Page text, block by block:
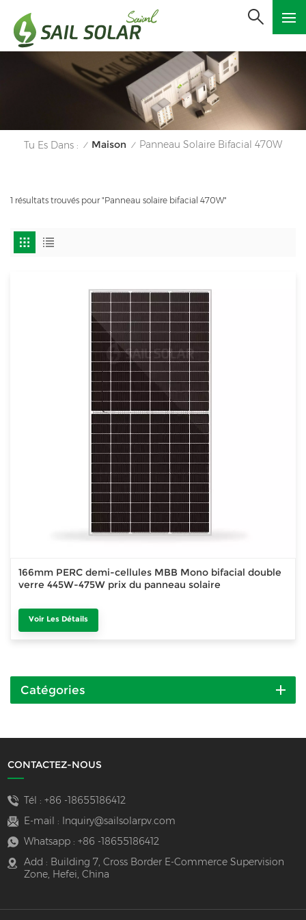
Tu Es Dans : / Maison / Panneau Solaire Bifacial 470W
1 résultats trouvés pour "Panneau solaire bifacial 470W"
166mm PERC demi-cellules MBB Mono bifacial double
verre 445W-475W prix du panneau solaire
Voir Les Détails
Catégories
CONTACTEZ-NOUS
Tél : +86 -18655186412
E-mail :
Inquiry@sailsolarpv.com
Whatsapp : +86 -18655186412
Add : Building 7, Cross Border E-Commerce Supervision
Zone, Hefei, China